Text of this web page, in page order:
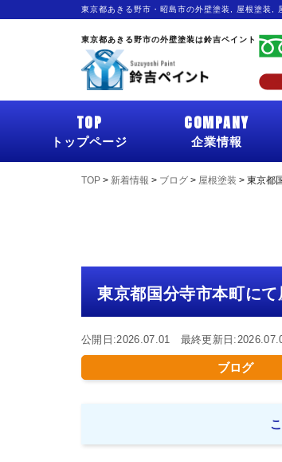
東京都あきる野市・昭島市の外壁塗装, 屋根塗装,
東京都あきる野市の外壁塗装は鈴吉ペイント
TOP
トップページ
COMPANY
企業情報
TOP > 新着情報 > ブログ > 屋根塗装 > 東京都
東京都国分寺市本町に
公開日:2026.07.01 最終更新日
ブログ